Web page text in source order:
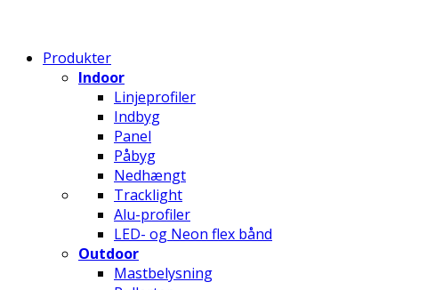
Produkter
Indoor
Linjeprofiler
Indbyg
Panel
Påbyg
Nedhængt
Tracklight
Alu-profiler
LED- og Neon flex bånd
Outdoor
Mastbelysning